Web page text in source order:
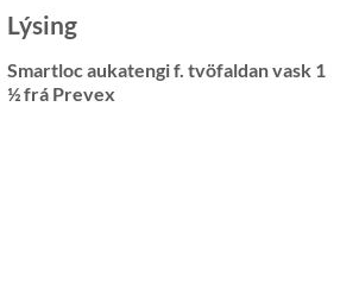
Lýsing
Smartloc aukatengi f. tvöfaldan vask 1
½ frá Prevex